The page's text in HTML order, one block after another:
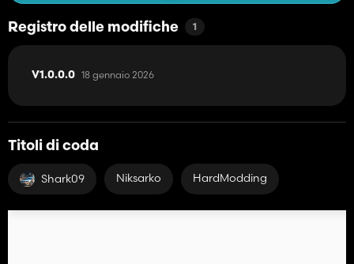
Registro delle modifiche 1
V1.0.0.0 18 gennaio 2026
Titoli di coda
Shark09 Niksarko HardModding